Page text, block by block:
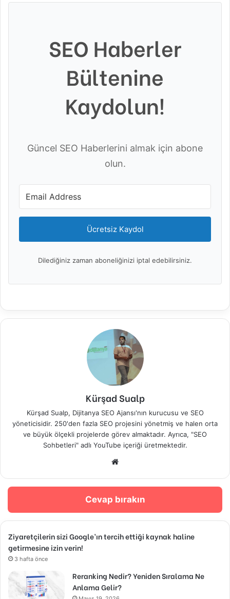
SEO Haberler
Bültenine
Kaydolun!
Güncel SEO Haberlerini almak için abone
olun.
Ücretsiz Kaydol
Dilediğiniz zaman aboneliğinizi iptal edebilirsiniz.
Kürşad Sualp
Kürşad Sualp, Dijitanya SEO Ajansı'nın kurucusu ve SEO
yöneticisidir. 250'den fazla SEO projesini yönetmiş ve halen orta
ve büyük ölçekli projelerde görev almaktadır. Ayrıca, "SEO
Sohbetleri" adlı YouTube içeriği üretmektedir.
Cevap bırakın
Ziyaretçilerin sizi Google’ın tercih ettiği kaynak haline
getirmesine izin verin!
3 hafta önce
Reranking Nedir? Yeniden Sıralama Ne
Anlama Gelir?